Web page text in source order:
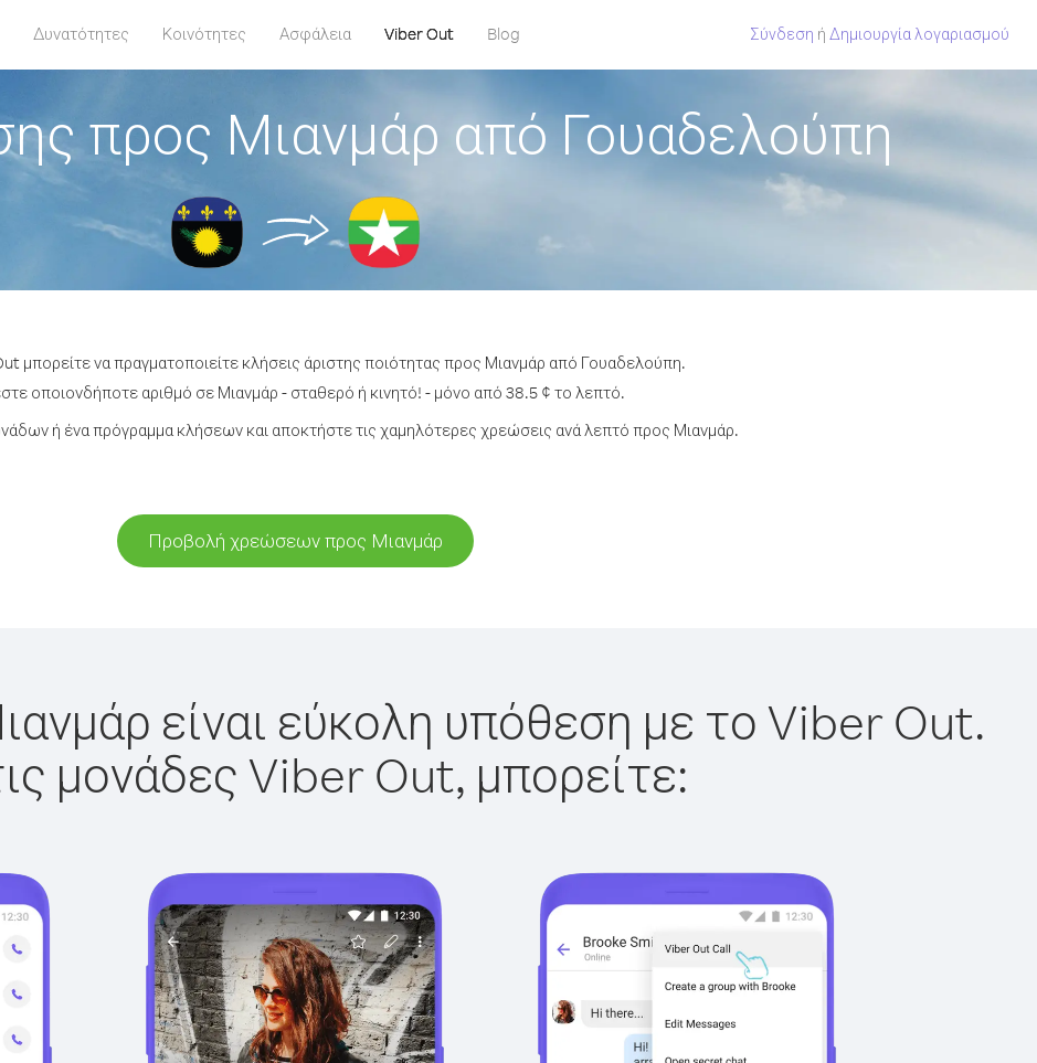
Δυνατότητες Κοινότητες Ασφάλεια Viber Out Blog Σύνδεση ή Δημιουργία λογαριασμού
προς Μιανμάρ από Γουαδελούπη
μπορείτε να πραγματοποιείτε κλήσεις άριστης ποιότητας προς Μιανμάρ από Γουαδελούπη.
οποιονδήποτε αριθμό σε Μιανμάρ - σταθερό ή κινητό! - μόνο από 38.5 ¢ το λεπτό.
ή ένα πρόγραμμα κλήσεων και αποκτήστε τις χαμηλότερες χρεώσεις ανά λεπτό προς Μιανμάρ.
Προβολή χρεώσεων προς Μιανμάρ
είναι εύκολη υπόθεση με το Viber Out.
μονάδες Viber Out, μπορείτε: